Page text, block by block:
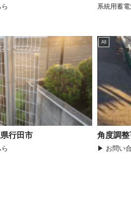
系統用蓄
行田市
All
角度調
▶ お問い